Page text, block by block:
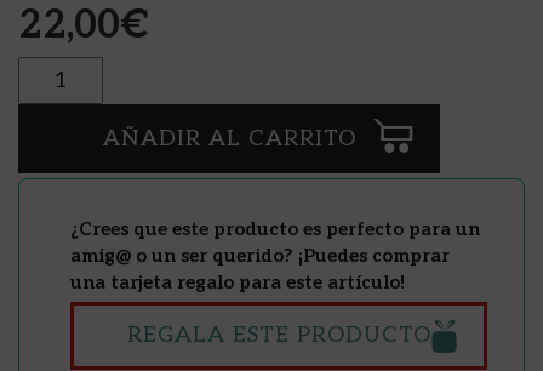
22,00€
Cantidad
AÑADIR AL CARRITO
¿Crees que este producto es perfecto para un
amig@ o un ser querido? ¡Puedes comprar
una tarjeta regalo para este artículo!
REGALA ESTE PRODUCTO